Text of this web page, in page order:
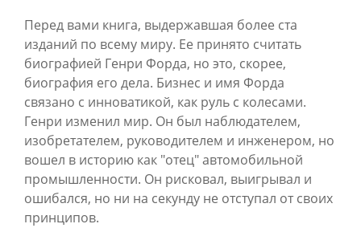
Перед вами книга, выдержавшая более ста
изданий по всему миру. Ее принято считать
биографией Генри Форда, но это, скорее,
биография его дела. Бизнес и имя Форда
связано с инноватикой, как руль с колесами.
Генри изменил мир. Он был наблюдателем,
изобретателем, руководителем и инженером, но
вошел в историю как "отец" автомобильной
промышленности. Он рисковал, выигрывал и
ошибался, но ни на секунду не отступал от своих
принципов.